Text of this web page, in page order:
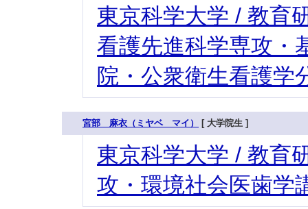
東京科学大学 / 教育
看護先進科学専攻・
院・公衆衛生看護学
宮部 麻衣（ミヤベ マイ） [ 大学院生 ]
東京科学大学 / 教育
攻・環境社会医歯学